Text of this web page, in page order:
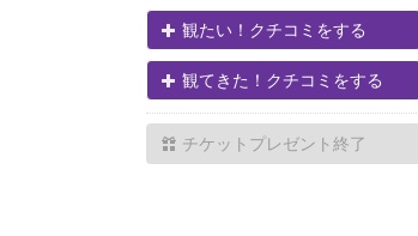
観たい！クチコミをする
観てきた！クチコミをする
チケットプレゼント終了